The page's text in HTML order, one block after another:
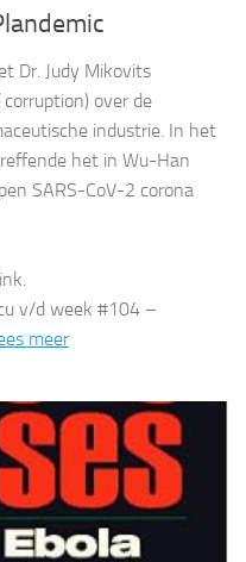
Dr. Judy Mikovits
over de
industrie. In het
het in Wu-Han
SARS-CoV-2 corona
v/d week #104 –
meer